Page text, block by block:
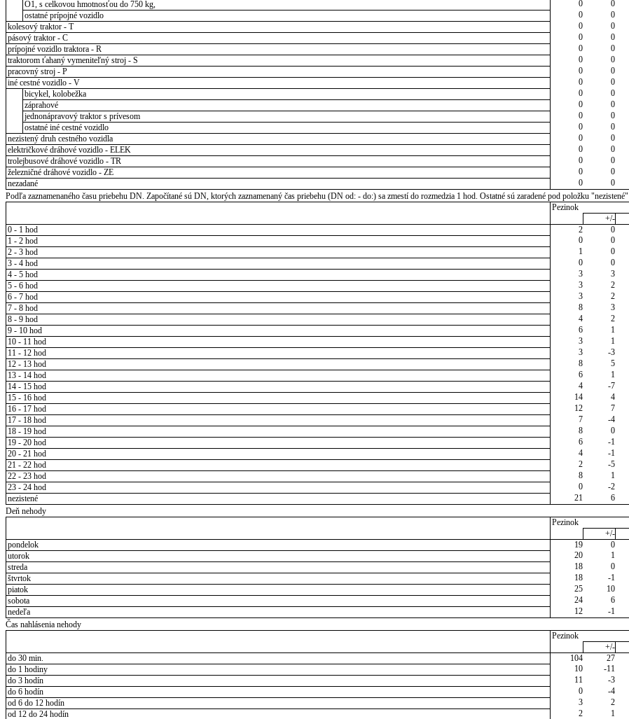
O1, s celkovou hmotnosťou do 750 kg,
0 0
ostatné prípojné vozidlo
0 0
kolesový traktor - T
0 0
pásový traktor - C
0 0
prípojné vozidlo traktora - R
0 0
traktorom ťahaný vymeniteľný stroj - S
0 0
pracovný stroj - P
0 0
iné cestné vozidlo - V
0 0
bicykel, kolobežka
0 0
záprahové
0 0
jednonápravový traktor s prívesom
0 0
ostatné iné cestné vozidlo
0 0
nezistený druh cestného vozidla
0 0
električkové dráhové vozidlo - ELEK
0 0
trolejbusové dráhové vozidlo - TR
0 0
železničné dráhové vozidlo - ZE
0 0
nezadané
0 0
Podľa zaznamenaného času priebehu DN. Započítané sú DN, ktorých zaznamenaný čas priebehu (DN od: - do:) sa zmestí do rozmedzia 1 hod. Ostatné sú zaradené pod položku "nezistené"
Pezinok
+/-
0 - 1 hod
2 0
1 - 2 hod
0 0
2 - 3 hod
1 0
3 - 4 hod
0 0
4 - 5 hod
3 3
5 - 6 hod
3 2
6 - 7 hod
3 2
7 - 8 hod
8 3
8 - 9 hod
4 2
9 - 10 hod
6 1
10 - 11 hod
3 1
11 - 12 hod
3 -3
12 - 13 hod
8 5
13 - 14 hod
6 1
14 - 15 hod
4 -7
15 - 16 hod
14 4
16 - 17 hod
12 7
17 - 18 hod
7 -4
18 - 19 hod
8 0
19 - 20 hod
6 -1
20 - 21 hod
4 -1
21 - 22 hod
2 -5
22 - 23 hod
8 1
23 - 24 hod
0 -2
nezistené
21 6
Deň nehody
Pezinok
+/-
pondelok
19 0
utorok
20 1
streda
18 0
štvrtok
18 -1
piatok
25 10
sobota
24 6
nedeľa
12 -1
Čas nahlásenia nehody
Pezinok
+/-
do 30 min.
104 27
do 1 hodiny
10 -11
do 3 hodín
11 -3
do 6 hodín
0 -4
od 6 do 12 hodín
3 2
od 12 do 24 hodín
2 1